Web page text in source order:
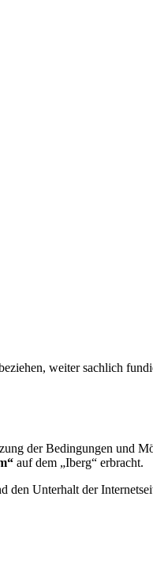
weiter sachlich
der Bedingungen und
auf dem „Iberg“ erbracht.
den Unterhalt der